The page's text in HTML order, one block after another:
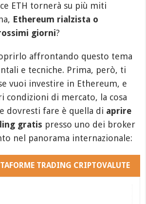
ETH tornerà su più miti
Ethereum rialzista o
giorni?
affrontando questo tema
e tecniche. Prima, però, ti
vuoi investire in Ethereum, e
condizioni di mercato, la cosa
dovresti fare è quella di aprire
gratis presso uno dei broker
nel panorama internazionale:
TRADING CRIPTOVALUTE